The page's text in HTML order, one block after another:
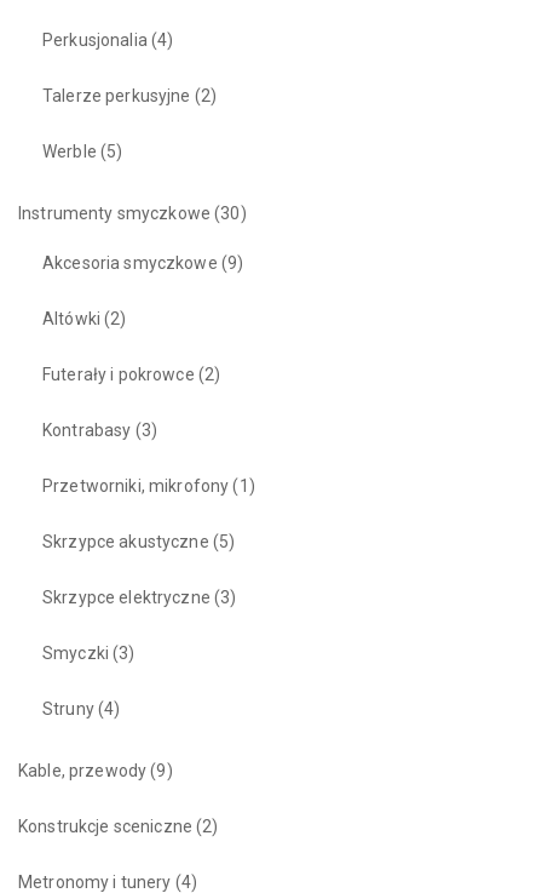
Perkusjonalia (4)
Talerze perkusyjne (2)
Werble (5)
Instrumenty smyczkowe (30)
Akcesoria smyczkowe (9)
Altówki (2)
Futerały i pokrowce (2)
Kontrabasy (3)
Przetworniki, mikrofony(1)
Skrzypce akustyczne (5)
Skrzypce elektryczne (3)
Smyczki (3)
Struny(4)
Kable, przewody(9)
Konstrukcje sceniczne (2)
Metronomy i tunery (4)